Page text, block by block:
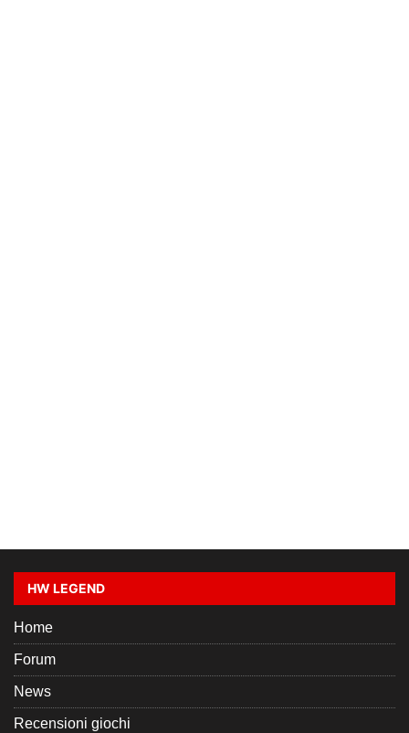
HW LEGEND
Home
Forum
News
Recensioni giochi